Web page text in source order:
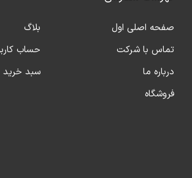
صفحه اصلی اول
بلاگ
تماس با شرکت
حساب
درباره ما
سبد خرید
فروشگاه